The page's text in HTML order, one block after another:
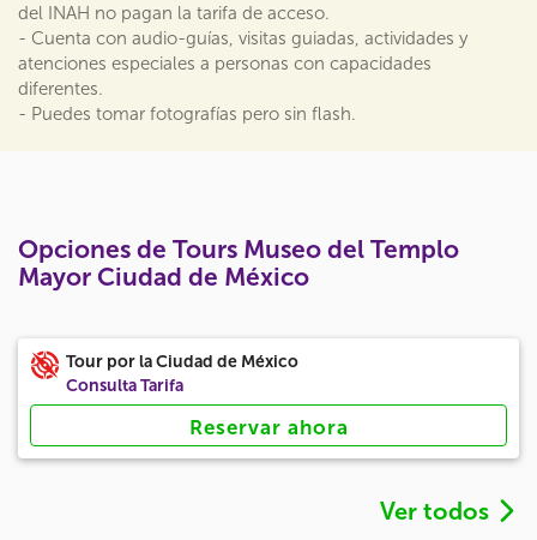
del INAH no pagan la tarifa de acceso.
- Cuenta con audio-guías, visitas guiadas, actividades y
atenciones especiales a personas con capacidades
diferentes.
- Puedes tomar fotografías pero sin flash.
Opciones de Tours Museo del Templo
Mayor Ciudad de México
Tour por la Ciudad de México
Consulta Tarifa
Reservar ahora
Ver todos